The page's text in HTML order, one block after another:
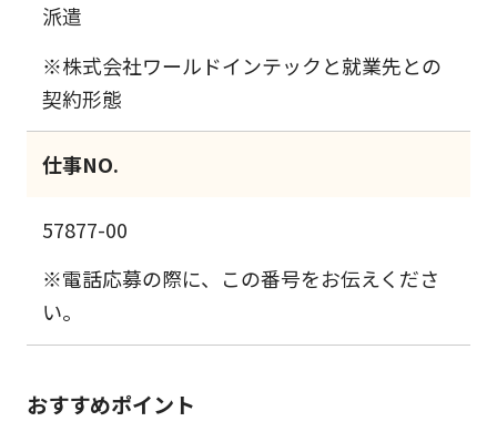
派遣
※株式会社ワールドインテックと就業先との
契約形態
仕事NO.
57877-00
※電話応募の際に、この番号をお伝えくださ
い。
おすすめポイント